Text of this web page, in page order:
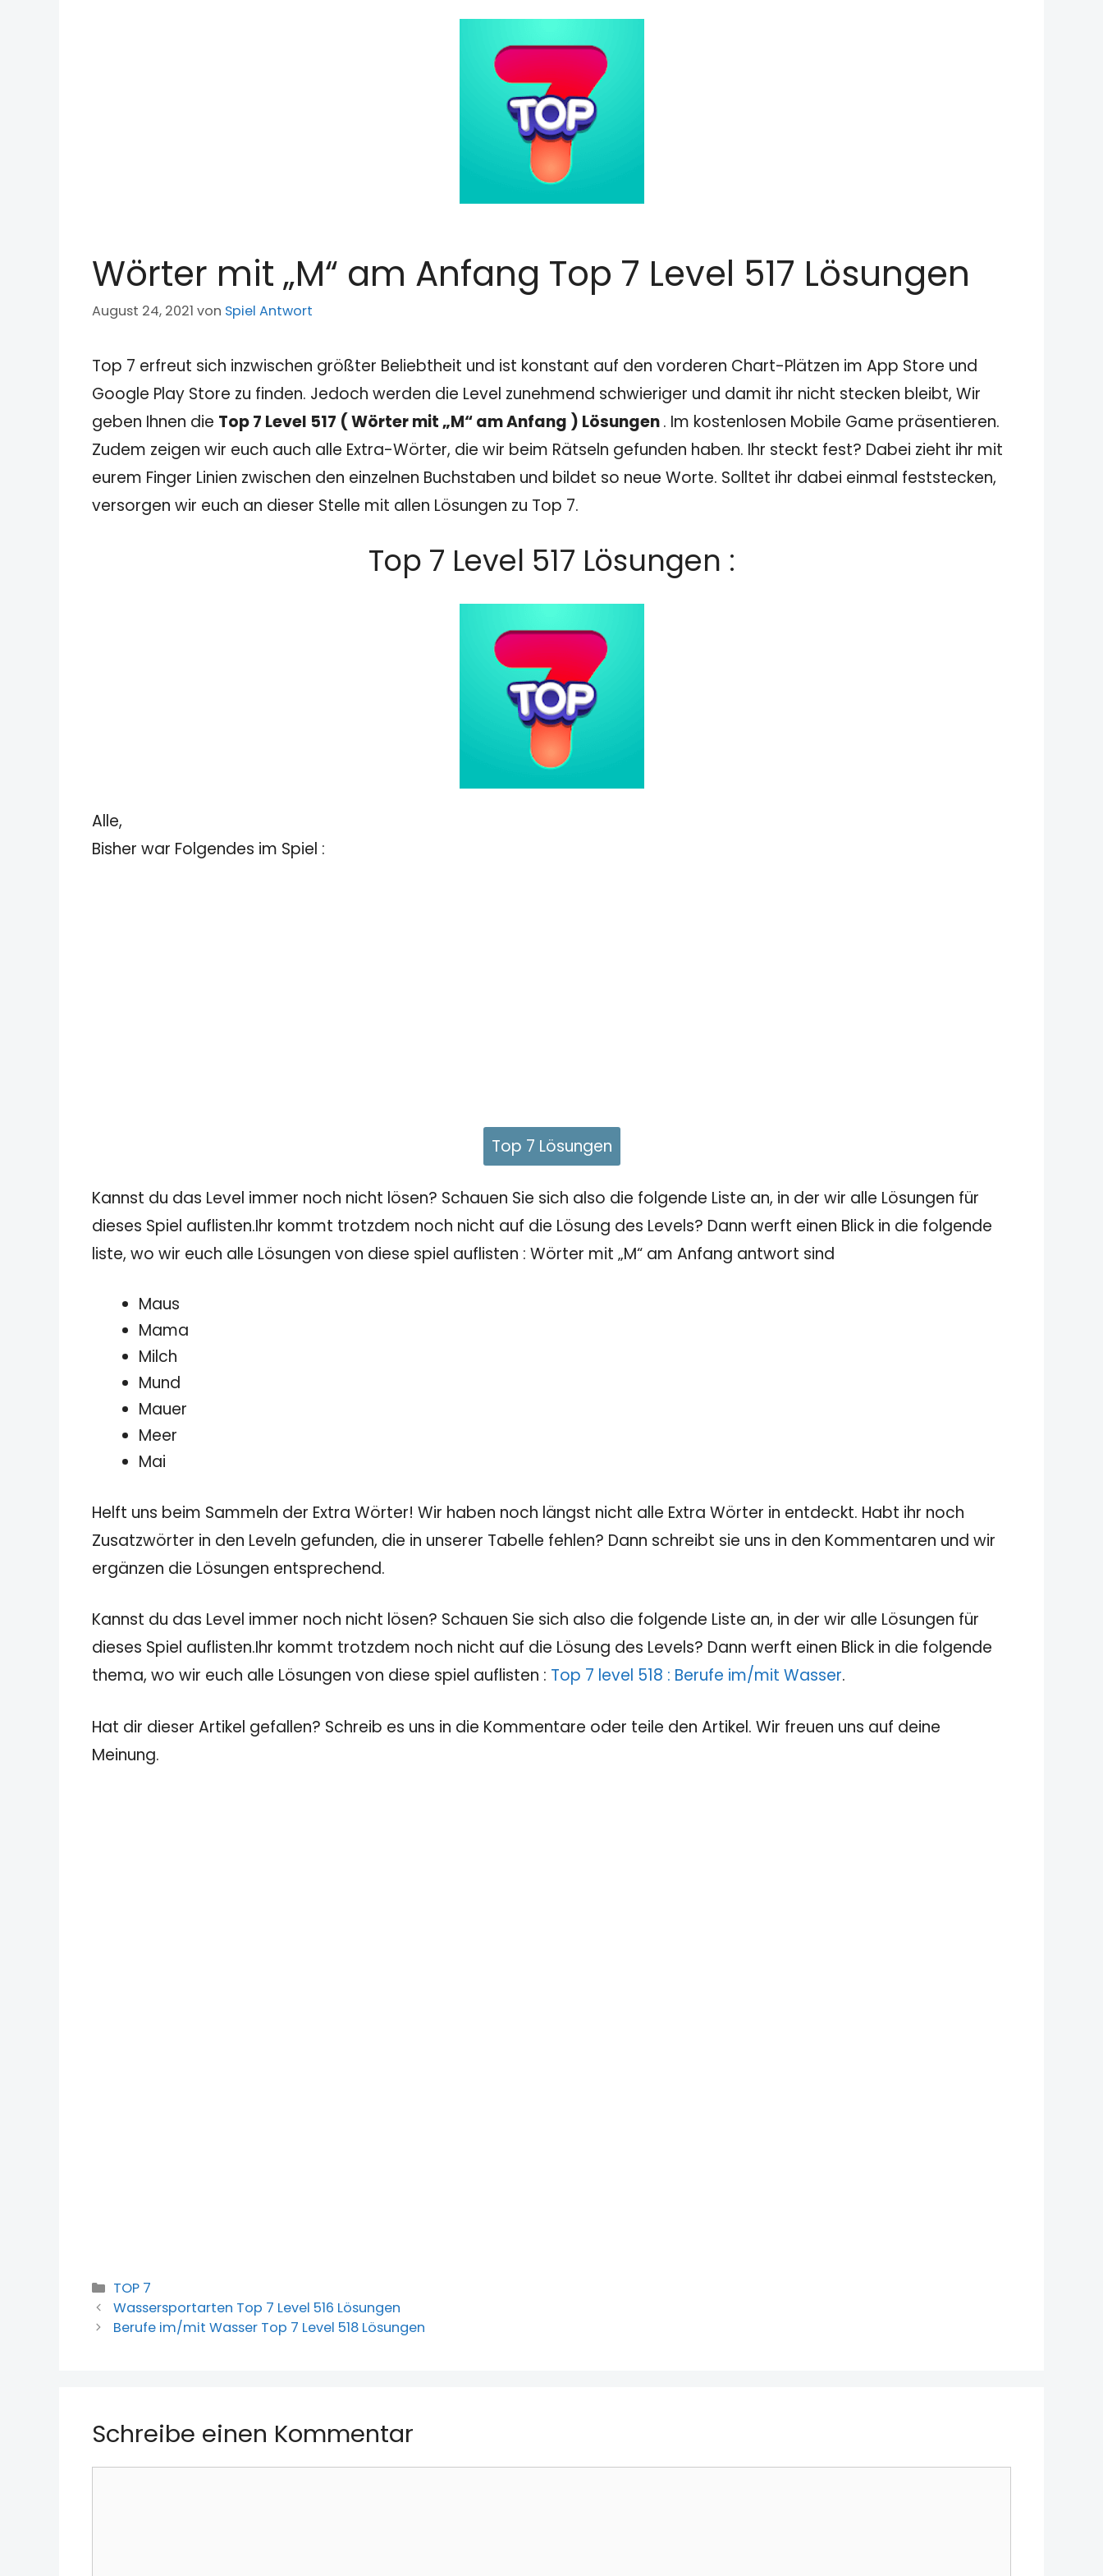
Wörter mit „M“ am Anfang Top 7 Level 517 Lösungen
August 24, 2021 von Spiel Antwort
Top 7 erfreut sich inzwischen größter Beliebtheit und ist konstant auf den vorderen Chart-Plätzen im App Store und
Google Play Store zu finden. Jedoch werden die Level zunehmend schwieriger und damit ihr nicht stecken bleibt, Wir
geben Ihnen die Top 7 Level 517 ( Wörter mit „M“ am Anfang ) Lösungen. Im kostenlosen Mobile Game präsentieren.
Zudem zeigen wir euch auch alle Extra-Wörter, die wir beim Rätseln gefunden haben. Ihr steckt fest? Dabei zieht ihr mit
eurem Finger Linien zwischen den einzelnen Buchstaben und bildet so neue Worte. Solltet ihr dabei einmal feststecken,
versorgen wir euch an dieser Stelle mit allen Lösungen zu Top 7.
Top 7 Level 517 Lösungen :
Alle,
Bisher war Folgendes im Spiel :
Top 7 Lösungen
Kannst du das Level immer noch nicht lösen? Schauen Sie sich also die folgende Liste an, in der wir alle Lösungen für
dieses Spiel auflisten.Ihr kommt trotzdem noch nicht auf die Lösung des Levels? Dann werft einen Blick in die folgende
liste, wo wir euch alle Lösungen von diese spiel auflisten : Wörter mit „M“ am Anfang antwort sind
Maus
Mama
Milch
Mund
Mauer
Meer
Mai
Helft uns beim Sammeln der Extra Wörter! Wir haben noch längst nicht alle Extra Wörter in entdeckt. Habt ihr noch
Zusatzwörter in den Leveln gefunden, die in unserer Tabelle fehlen? Dann schreibt sie uns in den Kommentaren und wir
ergänzen die Lösungen entsprechend.
Kannst du das Level immer noch nicht lösen? Schauen Sie sich also die folgende Liste an, in der wir alle Lösungen für
dieses Spiel auflisten.Ihr kommt trotzdem noch nicht auf die Lösung des Levels? Dann werft einen Blick in die folgende
thema, wo wir euch alle Lösungen von diese spiel auflisten : Top 7 level 518 : Berufe im/mit Wasser.
Hat dir dieser Artikel gefallen? Schreib es uns in die Kommentare oder teile den Artikel. Wir freuen uns auf deine
Meinung.
Kategorien
TOP 7
Wassersportarten Top 7 Level 516 Lösungen
Berufe im/mit Wasser Top 7 Level 518 Lösungen
Schreibe einen Kommentar